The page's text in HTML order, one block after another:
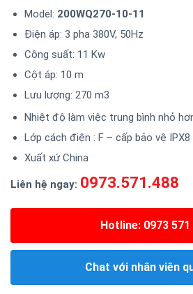
Model: 200WQ270-10-11
Điện áp: 3 pha 380V, 50Hz
Công suất: 11 Kw
Cột áp: 10 m
Lưu lượng: 270 m3
Nhiệt độ làm việc trung bình nhỏ
Lớp cách điện : F – cấp bảo vệ IPX8
Xuất xứ China
Liên hệ ngay: 0973.571.488
Hotline: 0973 571
Chat với nhân viên